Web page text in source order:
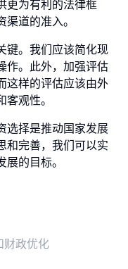
更为有利的法律框
道的准入。
键。我们应该简化现
作。此外，加强评估
这样的评估应该由外
观性。
选择是推动国家发展
和完善，我们可以实
的目标。
财政优化